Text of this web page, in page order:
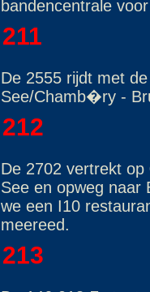
bandencentrale
211
De 2555 rijdt met
See/Chamb�ry -
212
De 2702 vertrekt
See en opweg naar
we een I10
meereed.
213